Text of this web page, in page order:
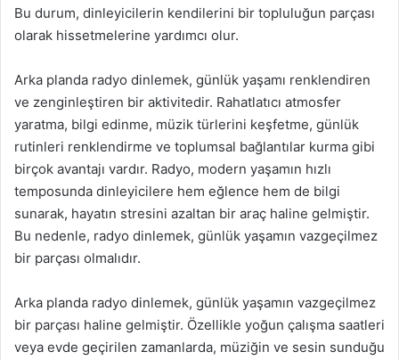
Bu durum, dinleyicilerin kendilerini bir topluluğun parçası
olarak hissetmelerine yardımcı olur.
Arka planda radyo dinlemek, günlük yaşamı renklendiren
ve zenginleştiren bir aktivitedir. Rahatlatıcı atmosfer
yaratma, bilgi edinme, müzik türlerini keşfetme, günlük
rutinleri renklendirme ve toplumsal bağlantılar kurma gibi
birçok avantajı vardır. Radyo, modern yaşamın hızlı
temposunda dinleyicilere hem eğlence hem de bilgi
sunarak, hayatın stresini azaltan bir araç haline gelmiştir.
Bu nedenle, radyo dinlemek, günlük yaşamın vazgeçilmez
bir parçası olmalıdır.
Arka planda radyo dinlemek, günlük yaşamın vazgeçilmez
bir parçası haline gelmiştir. Özellikle yoğun çalışma saatleri
veya evde geçirilen zamanlarda, müziğin ve sesin sunduğu